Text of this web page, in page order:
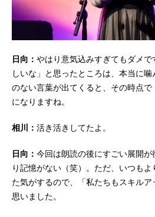
日向： やはり意気込みすぎてもダメ
しいな」と思ったところは、本当に
のない言葉が出てくると、その時点
になりますね。
相川： 活き活きしてたよ。
日向： 今回は朗読の後にすごい展開が
り記憶がない（笑）。ただ、いつも
た気がするので、「私たちもスキル
思いました。